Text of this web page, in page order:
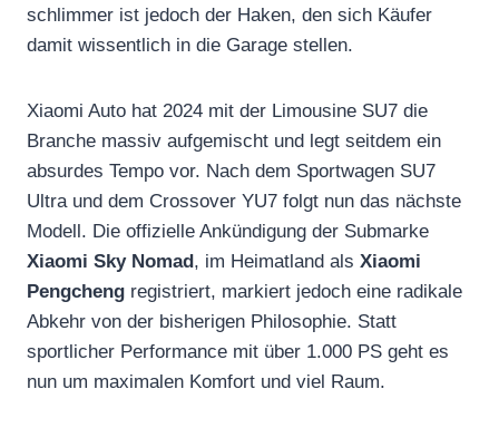
schlimmer ist jedoch der Haken, den sich Käufer
damit wissentlich in die Garage stellen.
Xiaomi Auto hat 2024 mit der Limousine SU7 die
Branche massiv aufgemischt und legt seitdem ein
absurdes Tempo vor. Nach dem Sportwagen SU7
Ultra und dem Crossover YU7 folgt nun das nächste
Modell. Die offizielle Ankündigung der Submarke
Xiaomi Sky Nomad, im Heimatland als Xiaomi
Pengcheng registriert, markiert jedoch eine radikale
Abkehr von der bisherigen Philosophie. Statt
sportlicher Performance mit über 1.000 PS geht es
nun um maximalen Komfort und viel Raum.